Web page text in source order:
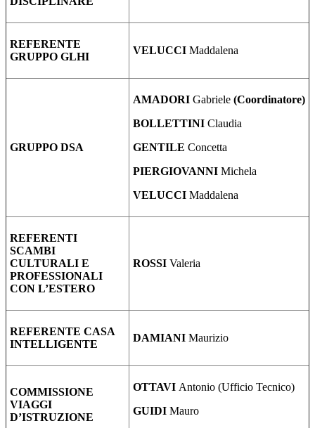
REFERENTE
GRUPPO GLHI
VELUCCI Maddalena
GRUPPO DSA
AMADORI Gabriele (Coordinatore)
BOLLETTINI Claudia
GENTILE Concetta
PIERGIOVANNI Michela
VELUCCI Maddalena
REFERENTI
SCAMBI
CULTURALI E
PROFESSIONALI
CON L’ESTERO
ROSSI Valeria
REFERENTE CASA
INTELLIGENTE
DAMIANI Maurizio
COMMISSIONE
VIAGGI
D’ISTRUZIONE
OTTAVI Antonio (Ufficio Tecnico)
GUIDI Mauro